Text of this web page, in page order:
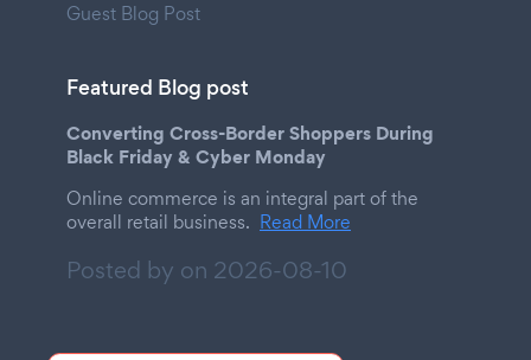
Guest Blog Post
Featured Blog post
Converting Cross-Border Shoppers During
Black Friday & Cyber Monday
Online commerce is an integral part of the
overall retail business. Read More
Posted by on 2026-08-10